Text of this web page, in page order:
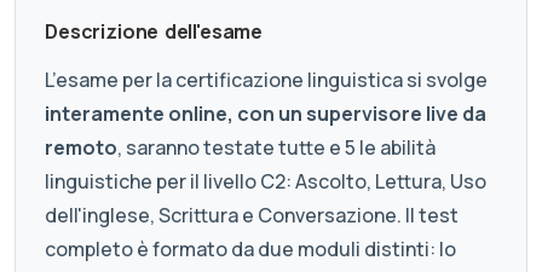
Descrizione dell'esame
L’esame per la certificazione linguistica si svolge
interamente online, con un supervisore live da
remoto, saranno testate tutte e 5 le abilità
linguistiche per il livello C2: Ascolto, Lettura, Uso
dell'inglese, Scrittura e Conversazione. Il test
completo è formato da due moduli distinti: lo